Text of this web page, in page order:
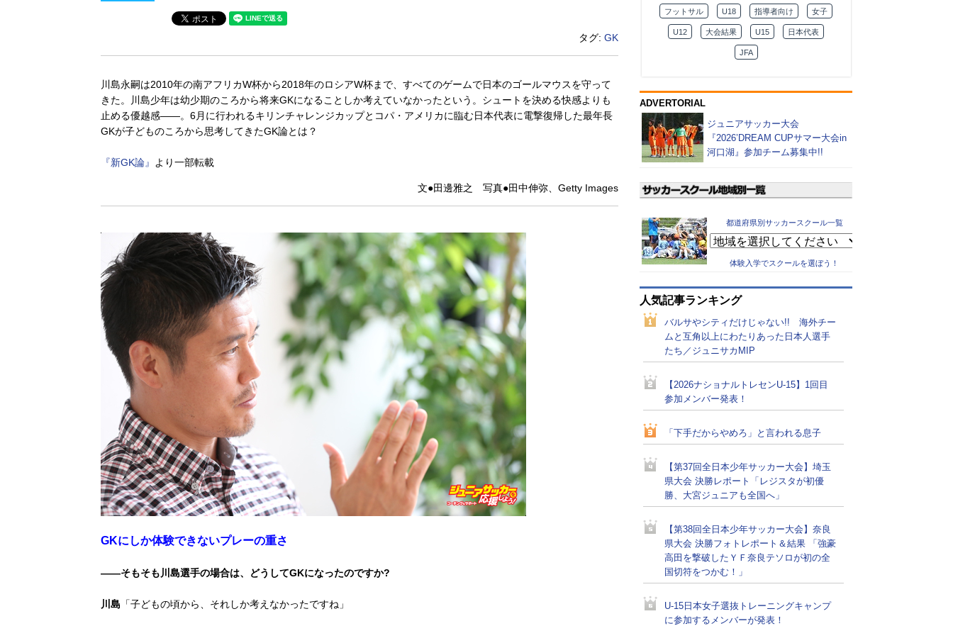
タグ: GK
川島永嗣は2010年の南アフリカW杯から2018年のロシアW杯まで、すべてのゲームで日本のゴールマウスを守って
きた。川島少年は幼少期のころから将来GKになることしか考えていなかったという。シュートを決める快感よりも
止める優越感――。6月に行われるキリンチャレンジカップとコパ・アメリカに臨む日本代表に電撃復帰した最年長
GKが子どものころから思考してきたGK論とは？
『新GK論』 より一部転載
文●田邊雅之 写真●田中伸弥、Getty Images
GKにしか体験できないプレーの重さ
――そもそも川島選手の場合は、どうしてGKになったのですか?
川島 「子どもの頃から、それしか考えなかったですね」
フットサル U18 指導者向け 女子
U12 大会結果 U15 日本代表
JFA
ADVERTORIAL
ジュニアサッカー大会
『2026’DREAM CUPサマー大会in
河口湖』参加チーム募集中!!
都道府県別サッカースクール一覧
体験入学でスクールを選ぼう！
人気記事ランキング
バルサやシティだけじゃない!! 海外チー
ムと互角以上にわたりあった日本人選手
たち／ジュニサカMIP
【2026ナショナルトレセンU-15】1回目
参加メンバー発表！
「下手だからやめろ」と言われる息子
【第37回全日本少年サッカー大会】埼玉
県大会 決勝レポート「レジスタが初優
勝、大宮ジュニアも全国へ」
【第38回全日本少年サッカー大会】奈良
県大会 決勝フォトレポート＆結果 「強豪
高田を撃破したＹＦ奈良テソロが初の全
国切符をつかむ！」
U-15日本女子選抜トレーニングキャンプ
に参加するメンバーが発表！